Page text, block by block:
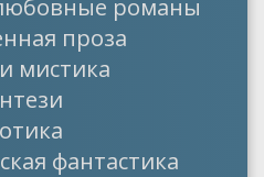
романы
проза
мистика
фантастика